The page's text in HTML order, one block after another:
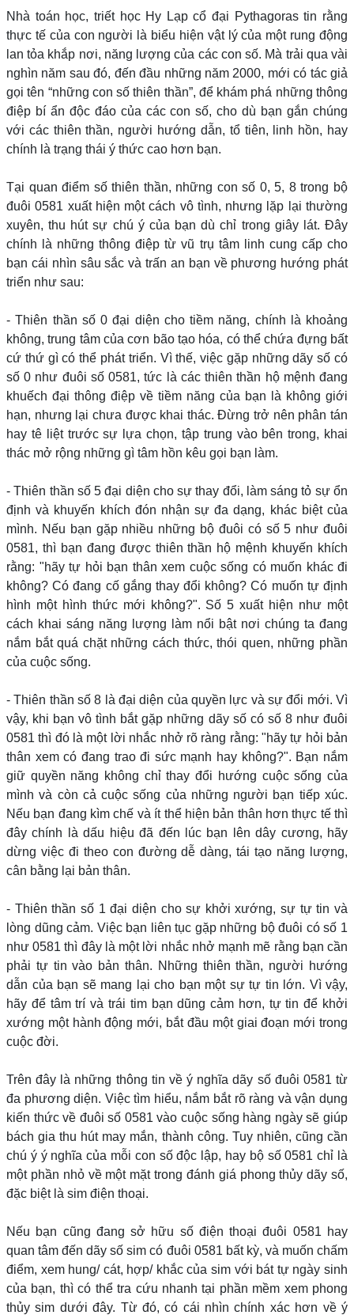
Nhà toán học, triết học Hy Lạp cổ đại Pythagoras tin rằng
thực tế của con người là biểu hiện vật lý của một rung động
lan tỏa khắp nơi, năng lượng của các con số. Mà trải qua vài
nghìn năm sau đó, đến đầu những năm 2000, mới có tác giả
gọi tên “những con số thiên thần”, để khám phá những thông
điệp bí ẩn độc đáo của các con số, cho dù bạn gắn chúng
với các thiên thần, người hướng dẫn, tổ tiên, linh hồn, hay
chính là trạng thái ý thức cao hơn bạn.
Tại quan điểm số thiên thần, những con số 0, 5, 8 trong bộ
đuôi 0581 xuất hiện một cách vô tình, nhưng lặp lại thường
xuyên, thu hút sự chú ý của bạn dù chỉ trong giây lát. Đây
chính là những thông điệp từ vũ trụ tâm linh cung cấp cho
bạn cái nhìn sâu sắc và trấn an bạn về phương hướng phát
triển như sau:
- Thiên thần số 0 đại diện cho tiềm năng, chính là khoảng
không, trung tâm của cơn bão tạo hóa, có thể chứa đựng bất
cứ thứ gì có thể phát triển. Vì thế, việc gặp những dãy số có
số 0 như đuôi số 0581, tức là các thiên thần hộ mệnh đang
khuếch đại thông điệp về tiềm năng của bạn là không giới
hạn, nhưng lại chưa được khai thác. Đừng trở nên phân tán
hay tê liệt trước sự lựa chọn, tập trung vào bên trong, khai
thác mở rộng những gì tâm hồn kêu gọi bạn làm.
- Thiên thần số 5 đại diện cho sự thay đổi, làm sáng tỏ sự ổn
định và khuyến khích đón nhận sự đa dạng, khác biệt của
mình. Nếu bạn gặp nhiều những bộ đuôi có số 5 như đuôi
0581, thì bạn đang được thiên thần hộ mệnh khuyến khích
rằng: "hãy tự hỏi bạn thân xem cuộc sống có muốn khác đi
không? Có đang cố gắng thay đổi không? Có muốn tự định
hình một hình thức mới không?". Số 5 xuất hiện như một
cách khai sáng năng lượng làm nổi bật nơi chúng ta đang
nắm bắt quá chặt những cách thức, thói quen, những phần
của cuộc sống.
- Thiên thần số 8 là đại diện của quyền lực và sự đổi mới. Vì
vậy, khi bạn vô tình bắt gặp những dãy số có số 8 như đuôi
0581 thì đó là một lời nhắc nhở rõ ràng rằng: "hãy tự hỏi bản
thân xem có đang trao đi sức mạnh hay không?". Bạn nắm
giữ quyền năng không chỉ thay đổi hướng cuộc sống của
mình và còn cả cuộc sống của những người bạn tiếp xúc.
Nếu bạn đang kìm chế và ít thể hiện bản thân hơn thực tế thì
đây chính là dấu hiệu đã đến lúc bạn lên dây cương, hãy
dừng việc đi theo con đường dễ dàng, tái tạo năng lượng,
cân bằng lại bản thân.
- Thiên thần số 1 đại diện cho sự khởi xướng, sự tự tin và
lòng dũng cảm. Việc bạn liên tục gặp những bộ đuôi có số 1
như 0581 thì đây là một lời nhắc nhở mạnh mẽ rằng bạn cần
phải tự tin vào bản thân. Những thiên thần, người hướng
dẫn của bạn sẽ mang lại cho bạn một sự tự tin lớn. Vì vậy,
hãy để tâm trí và trái tim bạn dũng cảm hơn, tự tin để khởi
xướng một hành động mới, bắt đầu một giai đoạn mới trong
cuộc đời.
Trên đây là những thông tin về ý nghĩa dãy số đuôi 0581 từ
đa phương diện. Việc tìm hiểu, nắm bắt rõ ràng và vận dụng
kiến thức về đuôi số 0581 vào cuộc sống hàng ngày sẽ giúp
bách gia thu hút may mắn, thành công. Tuy nhiên, cũng cần
chú ý ý nghĩa của mỗi con số độc lập, hay bộ số 0581 chỉ là
một phần nhỏ về một mặt trong đánh giá phong thủy dãy số,
đặc biệt là sim điện thoại.
Nếu bạn cũng đang sở hữu số điện thoại đuôi 0581 hay
quan tâm đến dãy số sim có đuôi 0581 bất kỳ, và muốn chấm
điểm, xem hung/ cát, hợp/ khắc của sim với bát tự ngày sinh
của bạn, thì có thể tra cứu nhanh tại phần mềm xem phong
thủy sim dưới đây. Từ đó, có cái nhìn chính xác hơn về ý